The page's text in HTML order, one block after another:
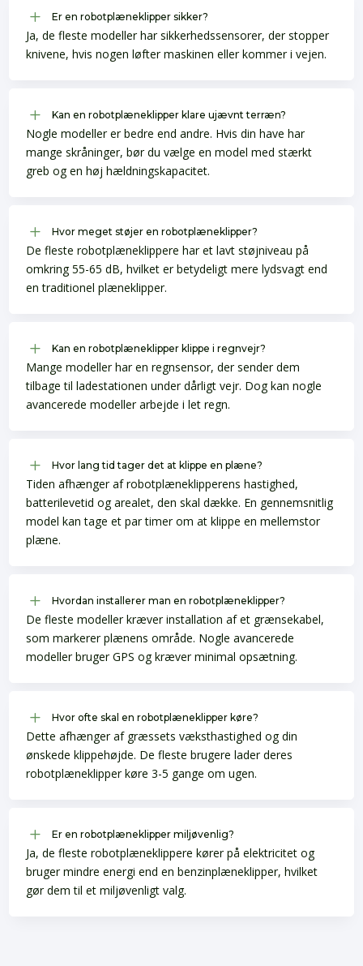
L Er en robotplæneklipper sikker?
Ja, de fleste modeller har sikkerhedssensorer, der stopper
knivene, hvis nogen løfter maskinen eller kommer i vejen.
L Kan en robotplæneklipper klare ujævnt terræn?
Nogle modeller er bedre end andre. Hvis din have har
mange skråninger, bør du vælge en model med stærkt
greb og en høj hældningskapacitet.
L Hvor meget støjer en robotplæneklipper?
De fleste robotplæneklippere har et lavt støjniveau på
omkring 55-65 dB, hvilket er betydeligt mere lydsvagt end
en traditionel plæneklipper.
L Kan en robotplæneklipper klippe i regnvejr?
Mange modeller har en regnsensor, der sender dem
tilbage til ladestationen under dårligt vejr. Dog kan nogle
avancerede modeller arbejde i let regn.
L Hvor lang tid tager det at klippe en plæne?
Tiden afhænger af robotplæneklipperens hastighed,
batterilevetid og arealet, den skal dække. En gennemsnitlig
model kan tage et par timer om at klippe en mellemstor
plæne.
L Hvordan installerer man en robotplæneklipper?
De fleste modeller kræver installation af et grænsekabel,
som markerer plænens område. Nogle avancerede
modeller bruger GPS og kræver minimal opsætning.
L Hvor ofte skal en robotplæneklipper køre?
Dette afhænger af græssets væksthastighed og din
ønskede klippehøjde. De fleste brugere lader deres
robotplæneklipper køre 3-5 gange om ugen.
L Er en robotplæneklipper miljøvenlig?
Ja, de fleste robotplæneklippere kører på elektricitet og
bruger mindre energi end en benzinplæneklipper, hvilket
gør dem til et miljøvenligt valg.